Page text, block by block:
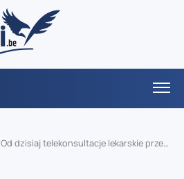
Od dzisiaj telekonsultacje lekarskie przestają być refundowane w Belgii